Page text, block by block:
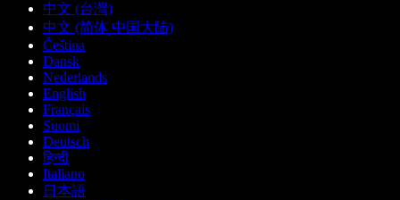
中文 (台灣)
中文 (简体 中国大陆)
Čeština
Dansk
Nederlands
English
Français
Suomi
Deutsch
हिन्दी
Italiano
日本語